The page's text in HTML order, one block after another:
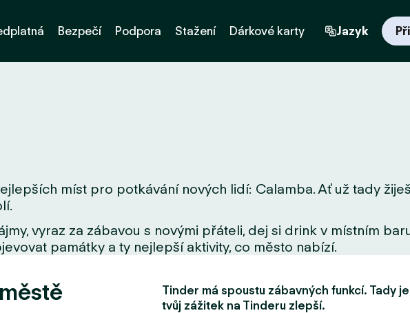
Bezpečí Podpora Stažení Dárkové karty Jazyk
míst pro potkávání nových lidí: Calamba. Ať už tady
vyraz za zábavou s novými přáteli, dej si drink v místním
památky a ty nejlepší aktivity, co město nabízí.
Tinder má spoustu zábavných funkcí. Tady
tvůj zážitek na Tinderu zlepší.